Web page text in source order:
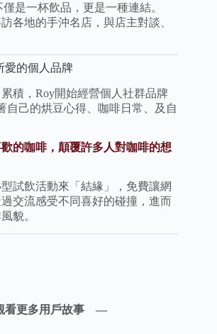
是一杯飲品，更是一種連結。
各地的手沖名店，與店主對談、
愛的個人品牌
積，Roy開始經營個人社群品牌
自己的烘豆心得、咖啡日常、及自
歡的咖啡，顛覆許多人對咖啡的想
試飲活動來「結緣」，免費讓網
交流感受不同喜好的碰撞，進而
貌。
更多用戶故事 —